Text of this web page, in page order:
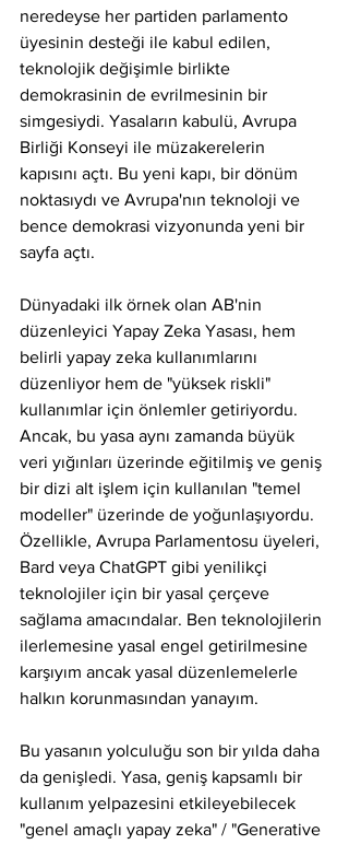
neredeyse her partiden parlamento
üyesinin desteği ile kabul edilen,
teknolojik değişimle birlikte
demokrasinin de evrilmesinin bir
simgesiydi. Yasaların kabulü, Avrupa
Birliği Konseyi ile müzakerelerin
kapısını açtı. Bu yeni kapı, bir dönüm
noktasıydı ve Avrupa'nın teknoloji ve
bence demokrasi vizyonunda yeni bir
sayfa açtı.
Dünyadaki ilk örnek olan AB'nin
düzenleyici Yapay Zeka Yasası, hem
belirli yapay zeka kullanımlarını
düzenliyor hem de "yüksek riskli"
kullanımlar için önlemler getiriyordu.
Ancak, bu yasa aynı zamanda büyük
veri yığınları üzerinde eğitilmiş ve geniş
bir dizi alt işlem için kullanılan "temel
modeller" üzerinde de yoğunlaşıyordu.
Özellikle, Avrupa Parlamentosu üyeleri,
Bard veya ChatGPT gibi yenilikçi
teknolojiler için bir yasal çerçeve
sağlama amacındalar. Ben teknolojilerin
ilerlemesine yasal engel getirilmesine
karşıyım ancak yasal düzenlemelerle
halkın korunmasından yanayım.
Bu yasanın yolculuğu son bir yılda daha
da genişledi. Yasa, geniş kapsamlı bir
kullanım yelpazesini etkileyebilecek
"genel amaçlı yapay zeka" / "Generative